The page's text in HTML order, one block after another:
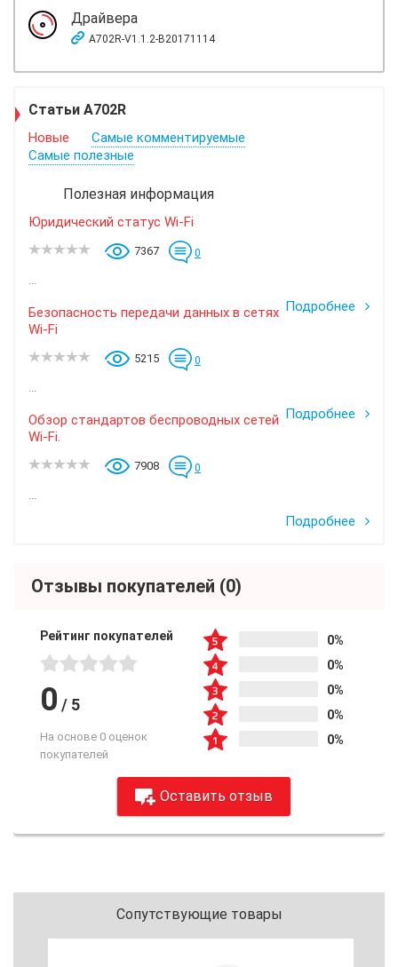
Драйвера
A702R-V1.1.2-B20171114
Статьи A702R
Новые
Самые комментируемые
Самые полезные
Полезная информация
Юридический статус Wi-Fi
7367 0
...
Подробнее
Безопасность передачи данных в сетях
Wi-Fi
5215 0
...
Подробнее
Обзор стандартов беспроводных сетей
Wi-Fi.
7908 0
...
Подробнее
Отзывы покупателей (0)
Рейтинг покупателей
0 / 5
На основе 0 оценок
покупателей
0%
0%
0%
0%
0%
Оставить отзыв
Сопутствующие товары